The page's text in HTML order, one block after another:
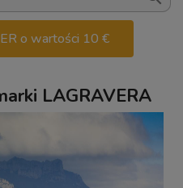
o wartości 10 €
LAGRAVERA